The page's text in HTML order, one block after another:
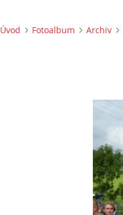
Úvod Fotoalbum Archiv